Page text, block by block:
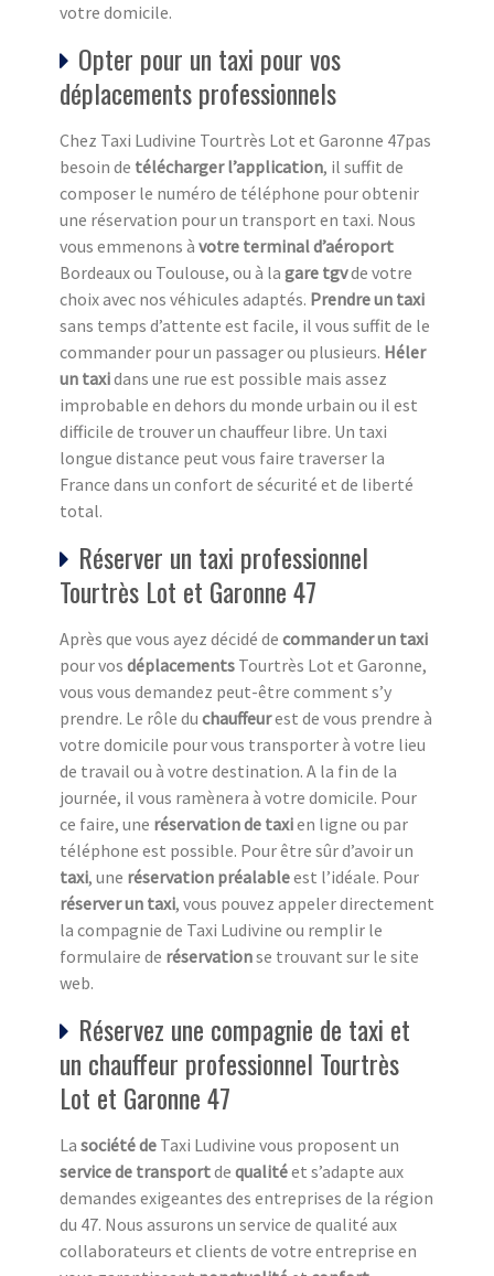
votre domicile.
Opter pour un taxi pour vos
déplacements professionnels
Chez Taxi Ludivine Tourtrès Lot et Garonne 47pas
besoin de télécharger l’application, il suffit de
composer le numéro de téléphone pour obtenir
une réservation pour un transport en taxi. Nous
vous emmenons à votre terminal d’aéroport
Bordeaux ou Toulouse, ou à la gare tgvde votre
choix avec nos véhicules adaptés. Prendre un taxi
sans temps d’attente est facile, il vous suffit de le
commander pour un passager ou plusieurs. Héler
un taxidans une rue est possible mais assez
improbable en dehors du monde urbain ou il est
difficile de trouver un chauffeur libre. Un taxi
longue distance peut vous faire traverser la
France dans un confort de sécurité et de liberté
total.
Réserver un taxi professionnel
Tourtrès Lot et Garonne 47
Après que vous ayez décidé de commander un taxi
pour vos déplacements Tourtrès Lot et Garonne,
vous vous demandez peut-être comment s’y
prendre. Le rôle du chauffeurest de vous prendre à
votre domicile pour vous transporter à votre lieu
de travail ou à votre destination. A la fin de la
journée, il vous ramènera à votre domicile. Pour
ce faire, une réservation de taxien ligne ou par
téléphone est possible. Pour être sûr d’avoir un
taxi, une réservation préalableest l’idéale. Pour
réserver un taxi, vous pouvez appeler directement
la compagnie de Taxi Ludivine ou remplir le
formulaire de réservationse trouvant sur le site
web.
Réservez une compagnie de taxi et
un chauffeur professionnel Tourtrès
Lot et Garonne 47
La société de Taxi Ludivine vous proposent un
service de transportde qualitéet s’adapte aux
demandes exigeantes des entreprises de la région
du 47. Nous assurons un service de qualité aux
collaborateurs et clients de votre entreprise en